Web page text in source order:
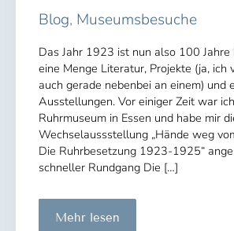
Blog, Museumsbesuche
Das Jahr 1923 ist nun also 100 Jahre
eine Menge Literatur, Projekte (ja, ich
auch gerade nebenbei an einem) und
Ausstellungen. Vor einiger Zeit war
Ruhrmuseum in Essen und habe mir
Wechselaussstellung „Hände weg
Die Ruhrbesetzung 1923-1925“
schneller Rundgang Die […]
„Hände
Mehr lesen